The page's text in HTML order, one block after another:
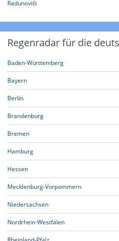
Radunovići
Regenradar für die
Baden-Württemberg
Bayern
Berlin
Brandenburg
Bremen
Hamburg
Hessen
Mecklenburg-Vorpommern
Niedersachsen
Nordrhein-Westfalen